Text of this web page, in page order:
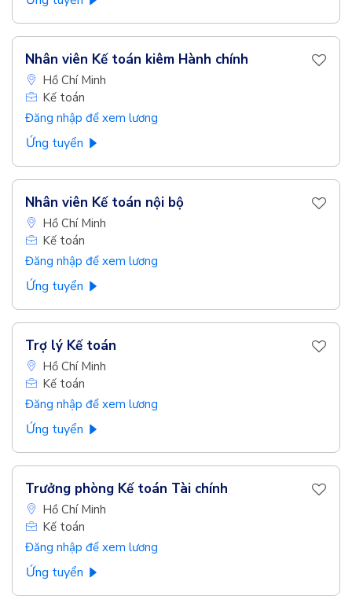
Nhân viên Kế toán kiêm Hành chính
Hồ Chí Minh
Kế toán
Đăng nhập để xem lương
Ứng tuyển
Nhân viên Kế toán nội bộ
Hồ Chí Minh
Kế toán
Đăng nhập để xem lương
Ứng tuyển
Trợ lý Kế toán
Hồ Chí Minh
Kế toán
Đăng nhập để xem lương
Ứng tuyển
Trưởng phòng Kế toán Tài chính
Hồ Chí Minh
Kế toán
Đăng nhập để xem lương
Ứng tuyển